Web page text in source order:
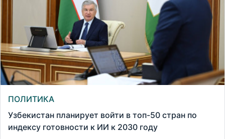
ПОЛИТИКА
Узбекистан планирует войти в топ-50 стран по
индексу готовности к ИИ к 2030 году